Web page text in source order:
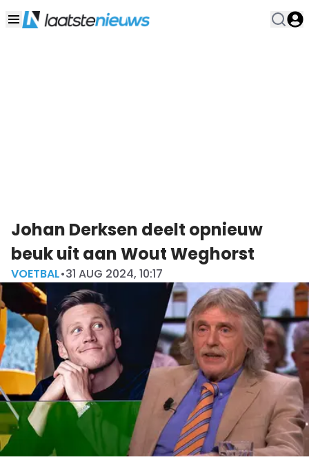
Johan Derksen deelt opnieuw
beuk uit aan Wout Weghorst
VOETBAL•31 AUG 2024, 10:17